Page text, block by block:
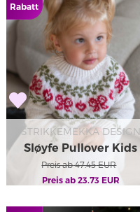
Rabatt
STRIKKEMEKKA DESIGN
Sløyfe Pullover Kids
Preis ab 47.45EUR
Preis ab 23.73EUR